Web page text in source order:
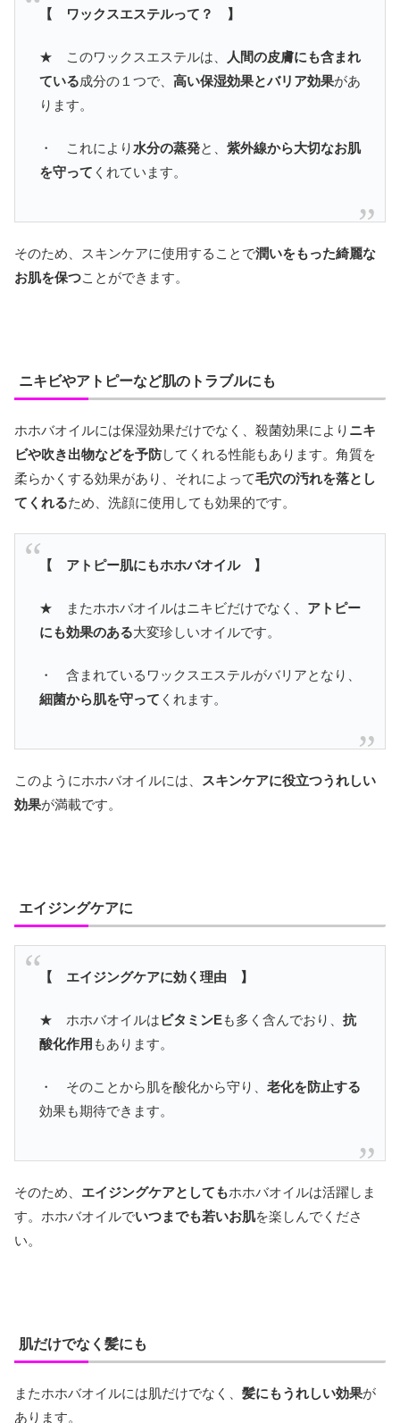
【 ワックスエステルって？ 】
★ このワックスエステルは、
人間の皮膚にも含まれ
ている成分の１つで、 高い保湿効果とバリア効果があ
ります。
・ これにより 水分の蒸発と、 紫外線から大切なお肌
を守って くれています。
そのため、スキンケアに使用することで潤いをもった綺麗な
お肌を保つことができます。
ニキビやアトピーなど肌のトラブルにも
ホホバオイルには保湿効果だけでなく、殺菌効果により ニキ
ビや吹き出物などを予防してくれる性能もあります。角質を
柔らかくする効果があり、それによって毛穴の汚れを落とし
てくれるため、洗顔に使用しても効果的です。
【 アトピー肌にもホホバオイル 】
★ またホホバオイルはニキビだけでなく、 アトピー
にも効果のある大変珍しいオイルです。
・ 含まれているワックスエステルがバリアとなり、
細菌から肌を守って くれます。
このようにホホバオイルには、
スキンケアに役立つうれしい
効果が満載です。
エイジングケアに
【 エイジングケアに効く理由 】
★ ホホバオイルはビタミンEも多く含んでおり、 抗
酸化作用 もあります。
・ そのことから肌を酸化から守り、 老化を防止する
効果も期待できます。
そのため、 エイジングケアとしてもホホバオイルは活躍しま
す。ホホバオイルでいつまでも若いお肌を楽しんでくださ
い。
肌だけでなく髪にも
またホホバオイルには肌だけでなく、 髪にもうれしい効果が
あります。